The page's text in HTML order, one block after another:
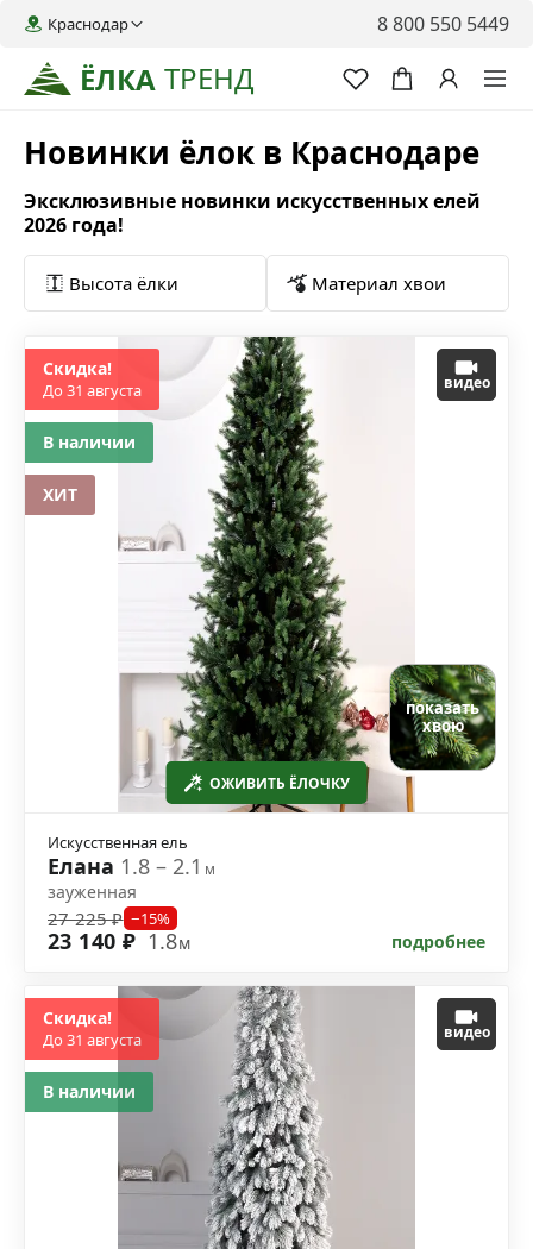
ЁЛКА ТРЕНД
Краснодар 8 800 550 5449
Новинки ёлок в Краснодаре
Эксклюзивные новинки искусственных елей
2026 года!
Высота ёлки Материал хвои
ОЖИВИТЬ ЁЛОЧКУ
видео
показать
хвою
Искусственная ель
Елана 1.8 – 2.1м
зауженная
27 225 ₽ −15%
23 140 ₽ 1.8м подробнее
Скидка!
До 31 августа
В наличии
ХИТ
видео
Скидка!
До 31 августа
В наличии